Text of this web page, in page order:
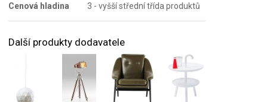
Cenová hladina
3 - vyšší střední třída produktů
Další produkty dodavatele